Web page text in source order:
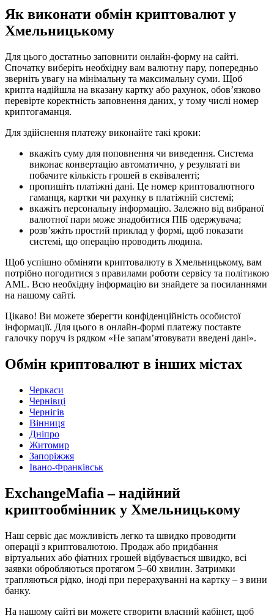
Як виконати обмін криптовалют у
Хмельницькому
Для цього достатньо заповнити онлайн-форму на сайті.
Спочатку виберіть необхідну вам валютну пару, попередньо
зверніть увагу на мінімальну та максимальну суми. Щоб
крипта надійшла на вказану картку або рахунок, обов’язково
перевірте коректність заповнення даних, у тому числі номер
криптогаманця.
Для здійснення платежу виконайте такі кроки:
вкажіть суму для поповнення чи виведення. Система
виконає конвертацію автоматично, у результаті ви
побачите кількість грошей в еквіваленті;
пропишіть платіжні дані. Це номер криптовалютного
гаманця, картки чи рахунку в платіжній системі;
вкажіть персональну інформацію. Залежно від вибраної
валютної пари може знадобитися ПІБ одержувача;
розв’яжіть простий приклад у формі, щоб показати
системі, що операцію проводить людина.
Щоб успішно обміняти криптовалюту в Хмельницькому, вам
потрібно погодитися з правилами роботи сервісу та політикою
AML. Всю необхідну інформацію ви знайдете за посиланнями
на нашому сайті.
Цікаво! Ви можете зберегти конфіденційність особистої
інформації. Для цього в онлайн-формі платежу поставте
галочку поруч із рядком «Не запам’ятовувати введені дані».
Обмін криптовалют в інших містах
Черкаси
Чернівці
Чернігів
Вінниця
Дніпро
Житомир
Запоріжжя
Івано-Франківськ
ExchangeMafia – надійний
криптообмінник у Хмельницькому
Наш сервіс дає можливість легко та швидко проводити
операції з криптовалютою. Продаж або придбання
віртуальних або фіатних грошей відбувається швидко, всі
заявки обробляються протягом 5–60 хвилин. Затримки
трапляються рідко, іноді при перерахуванні на картку – з вини
банку.
На нашому сайті ви можете створити власний кабінет, щоб